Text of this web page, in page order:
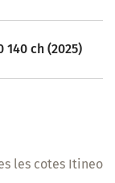
140 ch (2025)
les cotes Itineo